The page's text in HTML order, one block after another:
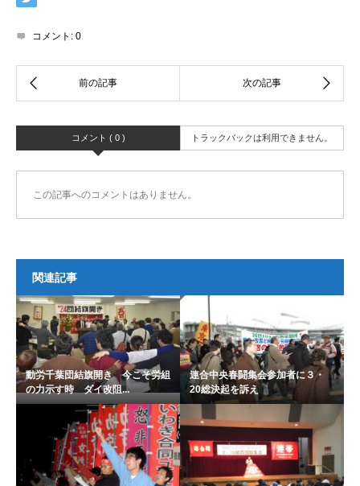
コメント: 0
コメント ( 0 ) トラックバックは利用できません。
この記事へのコメントはありません。
関連記事
動労千葉団結旗開き 今こそ労組
の力示す時 ダイ改阻...
連合中央春闘集会参加者に３・
20総決起を訴え